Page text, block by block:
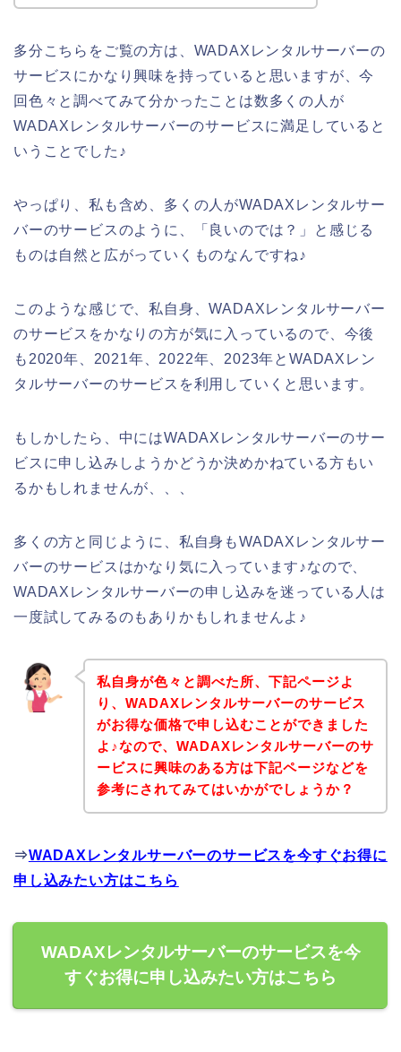
多分こちらをご覧の方は、WADAXレンタルサーバーの
サービスにかなり興味を持っていると思いますが、今
回色々と調べてみて分かったことは数多くの人が
WADAXレンタルサーバーのサービスに満足していると
いうことでした♪
やっぱり、私も含め、多くの人がWADAXレンタルサー
バーのサービスのように、「良いのでは？」と感じる
ものは自然と広がっていくものなんですね♪
このような感じで、私自身、WADAXレンタルサーバー
のサービスをかなりの方が気に入っているので、今後
も2020年、2021年、2022年、2023年とWADAXレン
タルサーバーのサービスを利用していくと思います。
もしかしたら、中にはWADAXレンタルサーバーのサー
ビスに申し込みしようかどうか決めかねている方もい
るかもしれませんが、、、
多くの方と同じように、私自身もWADAXレンタルサー
バーのサービスはかなり気に入っています♪なので、
WADAXレンタルサーバーの申し込みを迷っている人は
一度試してみるのもありかもしれませんよ♪
私自身が色々と調べた所、下記ページよ
り、WADAXレンタルサーバーのサービス
がお得な価格で申し込むことができました
よ♪なので、WADAXレンタルサーバーのサ
ービスに興味のある方は下記ページなどを
参考にされてみてはいかがでしょうか？
⇒WADAXレンタルサーバーのサービスを今すぐお得に
申し込みたい方はこちら
WADAXレンタルサーバーのサービスを今
すぐお得に申し込みたい方はこちら